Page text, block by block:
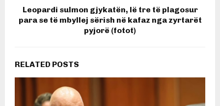
Leopardi sulmon gjykatën, lë tre të plagosur
para se të mbyllej sërish në kafaz nga zyrtarët
pyjorë (fotot)
RELATED POSTS